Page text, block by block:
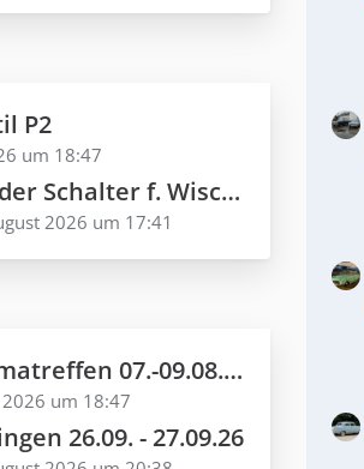
P2
um 18:47
Licht, Choke usw. beim P2
2026 um 17:41
07.-09.08.2026
um 18:47
26.09. - 27.09.26